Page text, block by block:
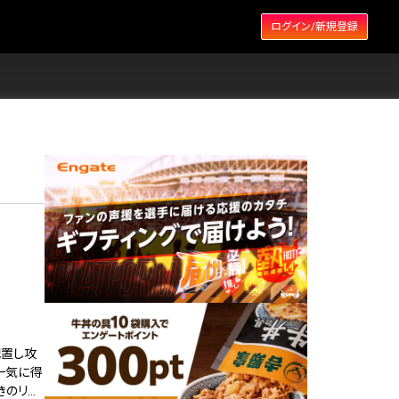
ログイン/新規登録
し攻
気に得
リ…